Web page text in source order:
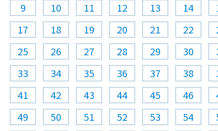
9
10 11 12 13 14
17
18 19 20 21 22
25
26 27 28 29 30
33
34 35 36 37 38
41
42 43 44 45 46
49
50 51 52 53 54